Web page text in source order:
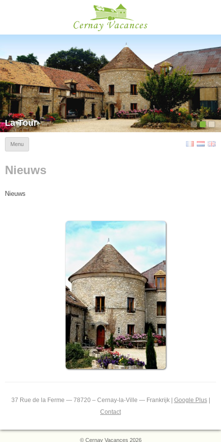
La Tour
Menu
Nieuws
Nieuws
37 Rue de la Ferme — 78720 – Cernay-la-Ville — Frankrijk | Google Plus|
Contact
© Cernay Vacances 2026